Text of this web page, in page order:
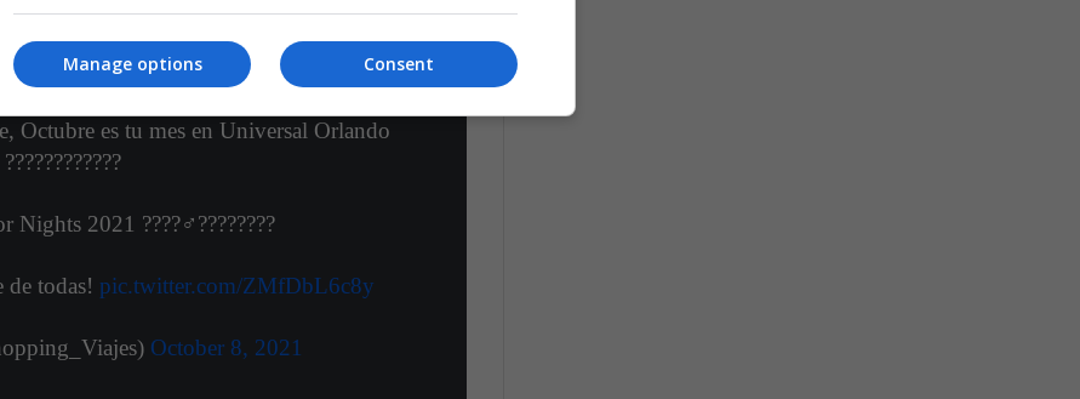
Octubre es tu mes en Universal Orlando
Nights 2021 ????‍♂️????????
de todas! pic.twitter.com/ZMfDbL6c8y
October 8, 2021
Consent
Manage options